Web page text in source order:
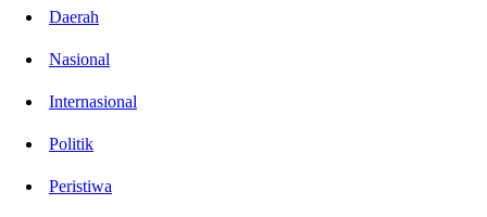
Daerah
Nasional
Internasional
Politik
Peristiwa